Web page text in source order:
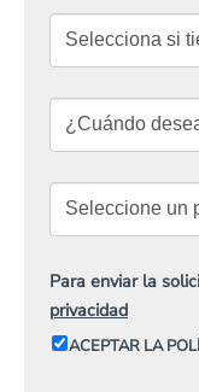
Para enviar la
privacidad
ACEPTAR LA